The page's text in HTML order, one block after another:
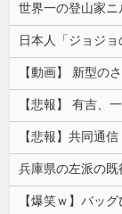
世界一の登山家
日本人「ジョジ
【動画】 新型の